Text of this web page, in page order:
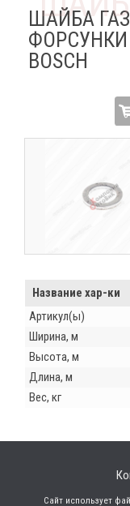
ШАЙБА
BOSCH
Название хар-ки
Артикул(ы)
Ширина, м
Высота, м
Длина, м
Вес, кг
Сайт использует